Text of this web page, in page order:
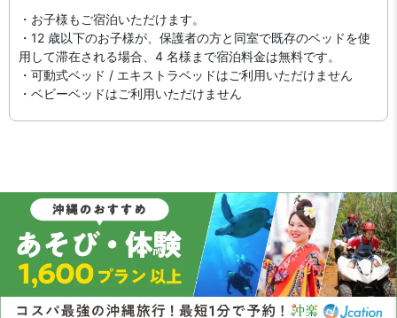
・お子様もご宿泊いただけます。
・12 歳以下のお子様が、保護者の方と同室で既存のベッドを使
用して滞在される場合、4 名様まで宿泊料金は無料です。
・可動式ベッド / エキストラベッドはご利用いただけません
・ベビーベッドはご利用いただけません